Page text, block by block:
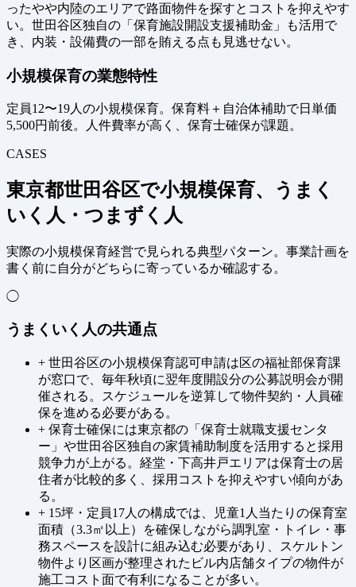
ったやや内陸のエリアで路面物件を探すとコストを抑えやす
い。世田谷区独自の「保育施設開設支援補助金」も活用で
き、内装・設備費の一部を賄える点も見逃せない。
小規模保育の業態特性
定員12〜19人の小規模保育。保育料＋自治体補助で日単価
5,500円前後。人件費率が高く、保育士確保が課題。
CASES
東京都世田谷区で小規模保育、うまく
いく人・つまずく人
実際の小規模保育経営で見られる典型パターン。事業計画を
書く前に自分がどちらに寄っているか確認する。
◯
うまくいく人の共通点
+ 世田谷区の小規模保育認可申請は区の福祉部保育課
が窓口で、毎年秋頃に翌年度開設分の公募説明会が開
催される。スケジュールを逆算して物件契約・人員確
保を進める必要がある。
+ 保育士確保には東京都の「保育士就職支援センタ
ー」や世田谷区独自の家賃補助制度を活用すると採用
競争力が上がる。経堂・下高井戸エリアは保育士の居
住者が比較的多く、採用コストを抑えやすい傾向があ
る。
+ 15坪・定員17人の構成では、児童1人当たりの保育室
面積（3.3㎡以上）を確保しながら調乳室・トイレ・事
務スペースを設計に組み込む必要があり、スケルトン
物件より区画が整理されたビル内店舗タイプの物件が
施工コスト面で有利になることが多い。